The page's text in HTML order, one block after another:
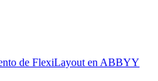
de FlexiLayout en ABBYY